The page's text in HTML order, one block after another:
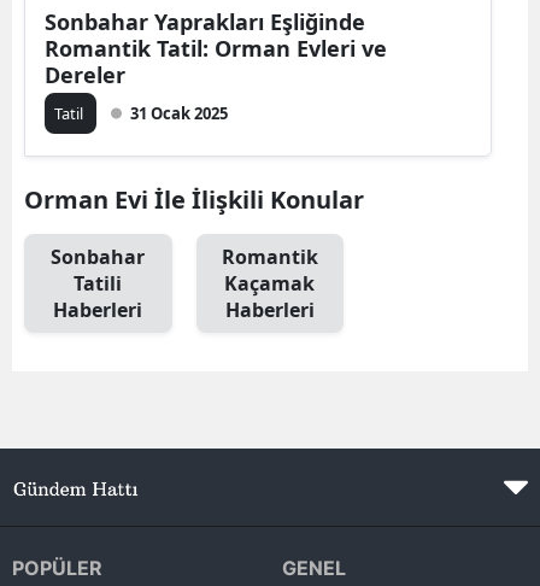
Bursa
Edirne
Eskişehir
Gaziantep
Sonbahar Yaprakları Eşliğinde
Romantik Tatil: Orman Evleri ve
Dereler
Tatil 31 Ocak 2025
Orman Evi İle İlişkili Konular
Sonbahar
Tatili
Haberleri
Romantik
Kaçamak
Haberleri
POPÜLER GENEL